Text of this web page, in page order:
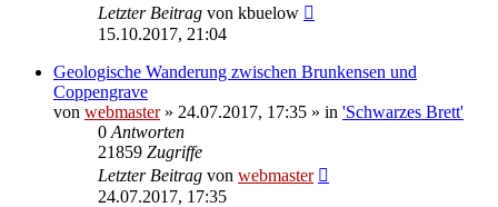
Letzter Beitrag von kbuelow
15.10.2017, 21:04
Geologische Wanderung zwischen Brunkensen und
Coppengrave
von webmaster» 24.07.2017, 17:35 » in 'Schwarzes Brett'
0 Antworten
21859 Zugriffe
Letzter Beitrag von webmaster
24.07.2017, 17:35